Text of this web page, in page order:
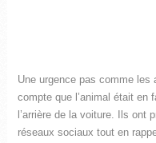
Une urgence pas comme
compte que l’animal était en
l’arrière de la voiture. Ils ont
réseaux sociaux tout en